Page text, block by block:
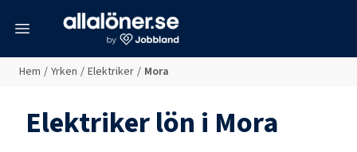
Hem / Yrken / Elektriker / Mora
Elektrikerlön i Mora